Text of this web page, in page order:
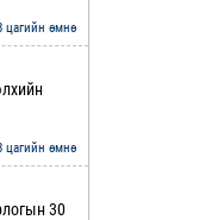
цагийн өмнө
цагийн өмнө
30